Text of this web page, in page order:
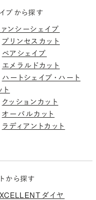
プから探す
ァンシーシェイプ
プリンセスカット
ペアシェイプ
エメラルドカット
ハートシェイプ・ハート
ト
クッションカット
オーバルカット
ラディアントカット
から探す
ダイヤ